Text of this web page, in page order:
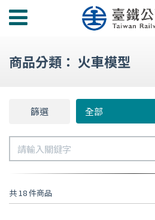
臺
工
選
單
商品分類： 火車模型
篩選 全部
選
共 18 件商品